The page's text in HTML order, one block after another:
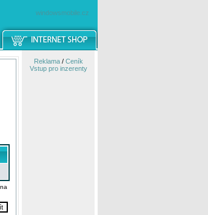
windowsmobile.cz
Reklama/ Ceník
Vstup pro inzerenty